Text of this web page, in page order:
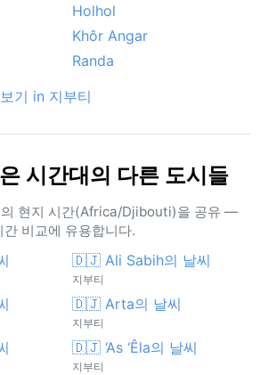
Holhol
Khôr Angar
Randa
기 in 지부티
시간대의 다른 도시들
의 현지 시간(Africa/Djibouti)을 공유 —
비교에 유용합니다.
🇩🇯 Ali Sabih의 날씨
지부티
🇩🇯 Arta의 날씨
지부티
🇩🇯 ‘As ‘Êla의 날씨
지부티